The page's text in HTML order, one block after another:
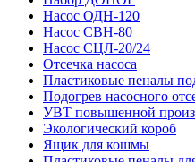
Насос ОДН-120
Насос СВН-80
Насос СЦЛ-20/24
Отсечка насоса
Пластиковые пеналы
Подогрев насосного
УВТ повышенной
Экологический короб
Ящик для кошмы